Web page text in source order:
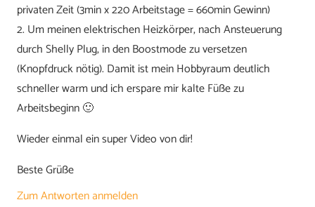
privaten Zeit (3min x 220 Arbeitstage = 660min Gewinn)
2. Um meinen elektrischen Heizkörper, nach Ansteuerung
durch Shelly Plug, in den Boostmode zu versetzen
(Knopfdruck nötig). Damit ist mein Hobbyraum deutlich
schneller warm und ich erspare mir kalte Füße zu
Arbeitsbeginn 🙂
Wieder einmal ein super Video von dir!
Beste Grüße
Zum Antworten anmelden